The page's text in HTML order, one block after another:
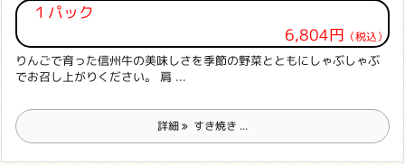
１パック
6,804円 （税込）
りんごで育った信州牛の美味しさを季節の野菜とともにしゃぶしゃぶ
でお召し上がりください。 肩 ...
詳細 すき焼き ...